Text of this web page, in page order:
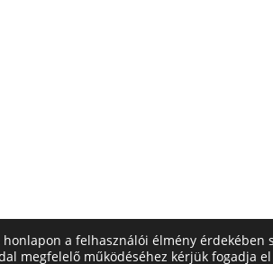
honlapon a felhasználói élmény érdekében
megfelelő működéséhez kérjük fogadja el